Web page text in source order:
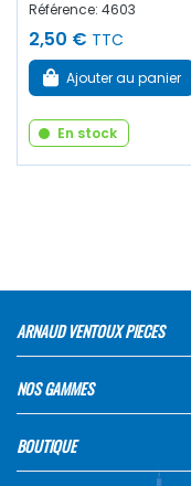
Référence: 4603
2,50 € TTC
Ajouter au panier
En stock
ARNAUD VENTOUX PIECES
NOS GAMMES
BOUTIQUE